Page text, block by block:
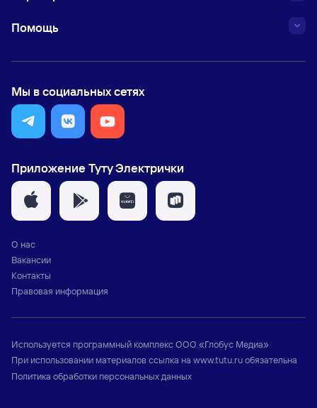
Помощь
Мы в социальных сетях
Приложение Туту Электрички
О нас
Вакансии
Контакты
Правовая информация
Используется программный комплексООО «Глобус Медиа»
При использовании материалов ссылка на www.tutu.ruобязательна
Политика обработки персональных данных